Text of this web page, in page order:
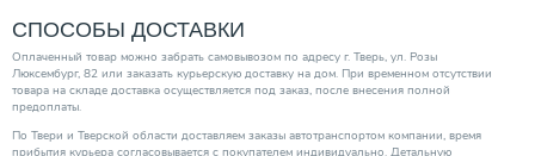
СПОСОБЫ ДОСТАВКИ
Оплаченный товар можно забрать самовывозом по адресу г. Тверь, ул. Розы
Люксембург, 82 или заказать курьерскую доставку на дом. При временном отсутствии
товара на складе доставка осуществляется под заказ, после внесения полной
предоплаты.
По Твери и Тверской области доставляем заказы автотранспортом компании, время
прибытия курьера согласовывается с покупателем индивидуально. Детальную